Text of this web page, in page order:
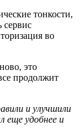
тонкости,
сервис
во
это
продолжит
и улучшили
еще удобнее и